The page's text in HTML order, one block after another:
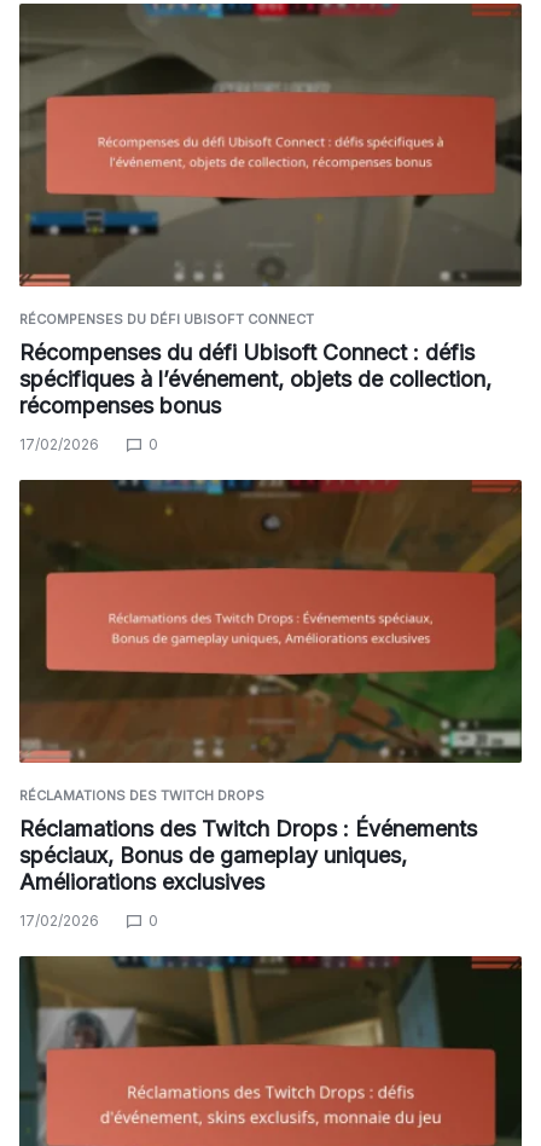
RÉCOMPENSES DU DÉFI UBISOFT CONNECT
Récompenses du défi Ubisoft Connect : défis
spécifiques à l’événement, objets de collection,
récompenses bonus
17/02/2026 0
RÉCLAMATIONS DES TWITCH DROPS
Réclamations des Twitch Drops : Événements
spéciaux, Bonus de gameplay uniques,
Améliorations exclusives
17/02/2026 0